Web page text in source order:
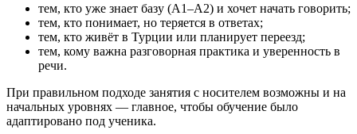
тем, кто уже знает базу (A1–A2) и хочет начать говорить;
тем, кто понимает, но теряется в ответах;
тем, кто живёт в Турции или планирует переезд;
тем, кому важна разговорная практика и уверенность в
речи.
При правильном подходе занятия с носителем возможны и на
начальных уровнях — главное, чтобы обучение было
адаптировано под ученика.